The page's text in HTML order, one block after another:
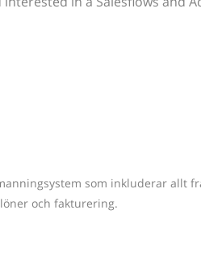
som inkluderar allt
och fakturering.